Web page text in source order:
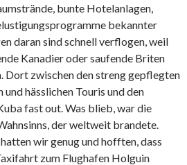
bunte Hotelanlagen,
bekannter
daran sind schnell verflogen, weil
Kanadier oder saufende Briten
Dort zwischen den streng gepflegten
hässlichen Touris und den
fast out. Was blieb, war die
der weltweit brandete.
wir genug und hofften, dass
zum Flughafen Holguin